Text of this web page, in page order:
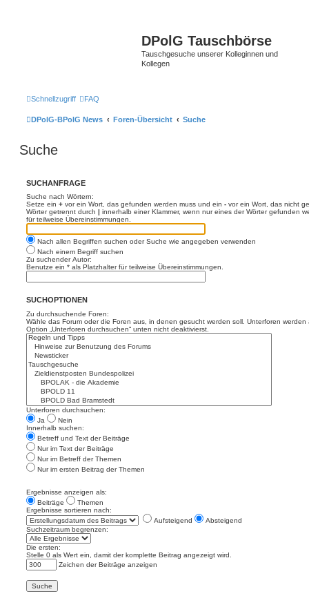
DPolG Tauschbörse
Tauschgesuche unserer Kolleginnen und
Kollegen
Schnellzugriff FAQ
DPolG-BPolG News Foren-Übersicht Suche
Suche
SUCHANFRAGE
Suche nach Wörtern:
Setze ein + vor ein Wort, das gefunden werden muss und ein - vor ein Wort, das nicht
Wörter getrennt durch | innerhalb einer Klammer, wenn nur eines der Wörter gefunden
für teilweise Übereinstimmungen.
Nach allen Begriffen suchen oder Suche wie angegeben verwenden
Nach einem Begriff suchen
Zu suchender Autor:
Benutze ein * als Platzhalter für teilweise Übereinstimmungen.
SUCHOPTIONEN
Zu durchsuchende Foren:
Wähle das Forum oder die Foren aus, in denen gesucht werden soll. Unterforen
Option „Unterforen durchsuchen“ unten nicht deaktivierst.
Unterforen durchsuchen:
Ja
Nein
Innerhalb suchen:
Betreff und Text der Beiträge
Nur im Text der Beiträge
Nur im Betreff der Themen
Nur im ersten Beitrag der Themen
Ergebnisse anzeigen als:
Beiträge
Themen
Ergebnisse sortieren nach:
Aufsteigend
Absteigend
Suchzeitraum begrenzen:
Die ersten:
Stelle 0 als Wert ein, damit der komplette Beitrag angezeigt wird.
Zeichen der Beiträge anzeigen